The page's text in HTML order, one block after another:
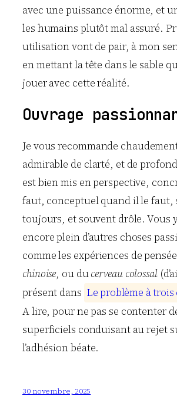
avec une puissance énorme, et
les humains plutôt mal assuré.
utilisation vont de pair, à mon
en mettant la tête dans le sable
jouer avec cette réalité.
Ouvrage
Je vous recommande
admirable de clarté, et de
est bien mis en perspective,
faut, conceptuel quand il le faut,
toujours, et souvent drôle. Vous
encore plein d’autres choses
comme les expériences de
chinoise, ou ducerveau colossal
présent dans Leproblème àtrois
A lire, pour ne pas se contenter
superficiels conduisant au rejet
l’adhésion béate.
30 novembre, 2025